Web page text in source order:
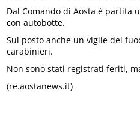
Dal Comando di Aosta è partita
con autobotte.
Sul posto anche un vigile del
carabinieri.
Non sono stati registrati feriti,
(re.aostanews.it)